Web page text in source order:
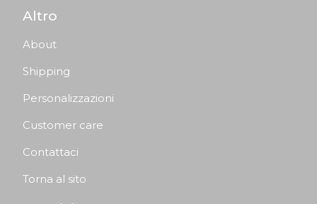
Altro
About
Shipping
Personalizzazioni
Customer care
Contattaci
Torna al sito